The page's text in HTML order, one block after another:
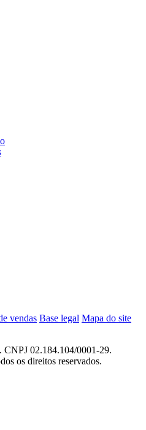
vendas Base legal Mapa do site
. CNPJ 02.184.104/0001-29.
os direitos reservados.